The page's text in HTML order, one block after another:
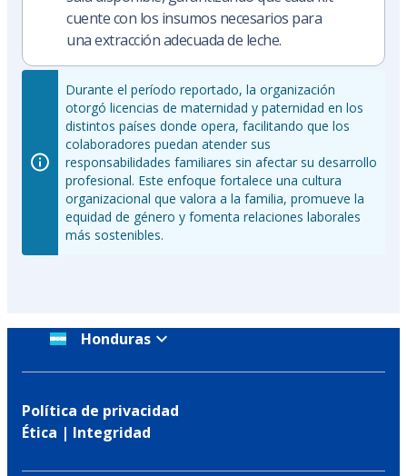
cuente con los insumos necesarios para
una extracción adecuada de leche.
Durante el período reportado, la organización
otorgó licencias de maternidad y paternidad en los
distintos países donde opera, facilitando que los
colaboradores puedan atender sus
responsabilidades familiares sin afectar su desarrollo
profesional. Este enfoque fortalece una cultura
organizacional que valora a la familia, promueve la
equidad de género y fomenta relaciones laborales
más sostenibles.
Honduras
Política de privacidad
Ética | Integridad